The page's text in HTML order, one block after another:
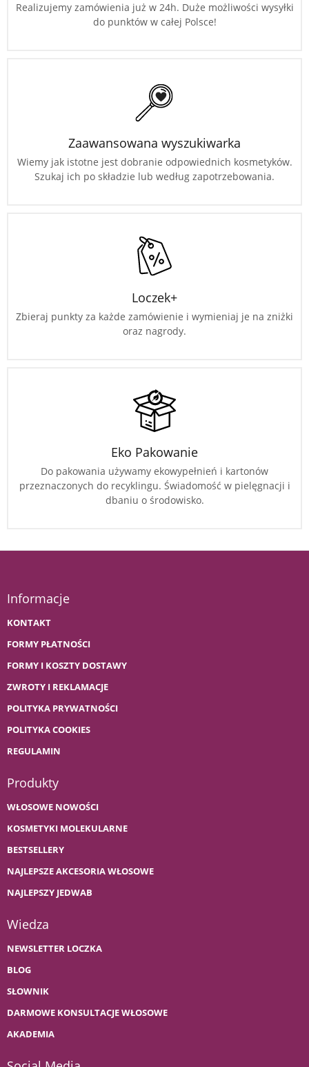
Realizujemy zamówienia już w 24h. Duże możliwości wysyłki
do punktów w całej Polsce!
Zaawansowana wyszukiwarka
Wiemy jak istotne jest dobranie odpowiednich kosmetyków.
Szukaj ich po składzie lub według zapotrzebowania.
Loczek+
Zbieraj punkty za każde zamówienie i wymieniaj je na zniżki
oraz nagrody.
Eko Pakowanie
Do pakowania używamy ekowypełnień i kartonów
przeznaczonych do recyklingu. Świadomość w pielęgnacji i
dbaniu o środowisko.
Informacje
KONTAKT
FORMY PŁATNOŚCI
FORMY I KOSZTY DOSTAWY
ZWROTY I REKLAMACJE
POLITYKA PRYWATNOŚCI
POLITYKA COOKIES
REGULAMIN
Produkty
WŁOSOWE NOWOŚCI
KOSMETYKI MOLEKULARNE
BESTSELLERY
NAJLEPSZE AKCESORIA WŁOSOWE
NAJLEPSZY JEDWAB
Wiedza
NEWSLETTER LOCZKA
BLOG
SŁOWNIK
DARMOWE KONSULTACJE WŁOSOWE
AKADEMIA